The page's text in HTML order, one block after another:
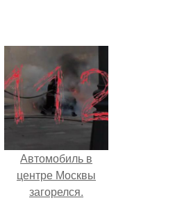
Автомобиль в
центре Москвы
загорелся.